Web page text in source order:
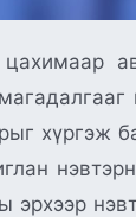
цахимаар
хүргэж
эрхээр